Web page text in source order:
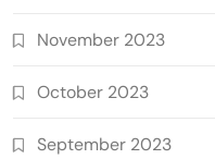
November 2023
October 2023
September 2023